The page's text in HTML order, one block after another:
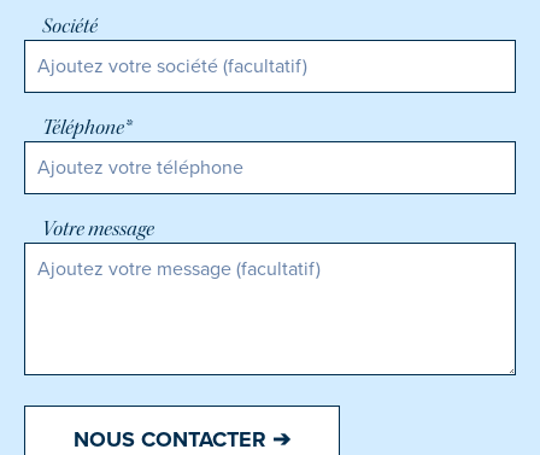
Société
Téléphone*
Votre message
NOUS CONTACTER ➔